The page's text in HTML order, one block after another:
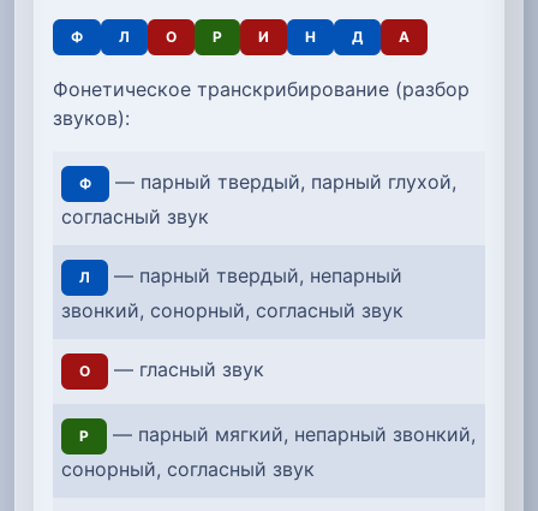
Ф Л О Р И Н Д А
Фонетическое транскрибирование (разбор
звуков):
Ф
— парный твердый, парный глухой,
согласный звук
Л
— парный твердый, непарный
звонкий, сонорный, согласный звук
О — гласный звук
Р
— парный мягкий, непарный звонкий,
сонорный, согласный звук